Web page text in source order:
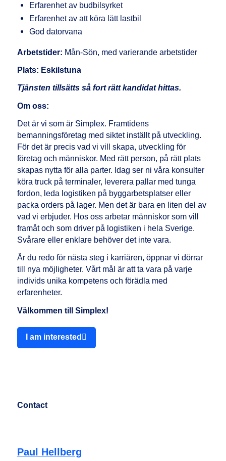
Erfarenhet av budbilsyrket
Erfarenhet av att köra lätt lastbil
God datorvana
Arbetstider: Mån-Sön, med varierande arbetstider
Plats: Eskilstuna
Tjänsten tillsätts så fort rätt kandidat hittas.
Om oss:
Det är vi som är Simplex. Framtidens
bemanningsföretag med siktet inställt på utveckling.
För det är precis vad vi vill skapa, utveckling för
företag och människor. Med rätt person, på rätt plats
skapas nytta för alla parter. Idag ser ni våra konsulter
köra truck på terminaler, leverera pallar med tunga
fordon, leda logistiken på byggarbetsplatser eller
packa orders på lager. Men det är bara en liten del av
vad vi erbjuder. Hos oss arbetar människor som vill
framåt och som driver på logistiken i hela Sverige.
Svårare eller enklare behöver det inte vara.
Är du redo för nästa steg i karriären, öppnar vi dörrar
till nya möjligheter. Vårt mål är att ta vara på varje
individs unika kompetens och förädla med
erfarenheter.
Välkommen till Simplex!
I am interested
Contact
Paul Hellberg